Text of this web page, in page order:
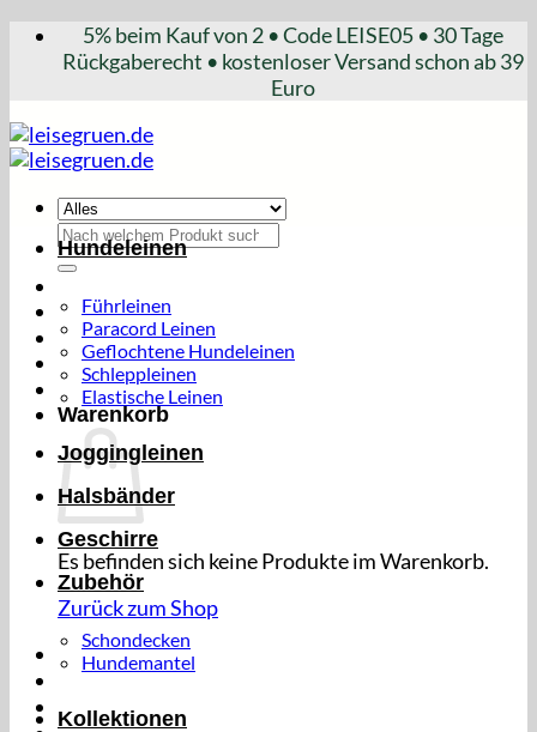
Zum
Inhalt
5% beim Kauf von 2 • Code LEISE05 • 30 Tage
Rückgaberecht • kostenloser Versand schon ab 39
Euro
Suchen
nach:
Warenkorb
Es befinden sich keine Produkte im Warenkorb.
Zurück zum Shop
Hundeleinen
Führleinen
Paracord Leinen
Geflochtene Hundeleinen
Schleppleinen
Elastische Leinen
Joggingleinen
Halsbänder
Geschirre
Zubehör
Schondecken
Hundemantel
Kollektionen